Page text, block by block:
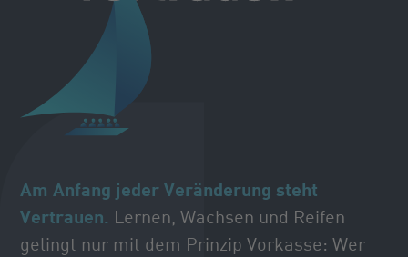
Am Anfang jeder Veränderung steht
Vertrauen. Lernen, Wachsen und Reifen
gelingt nur mit dem Prinzip Vorkasse: Wer